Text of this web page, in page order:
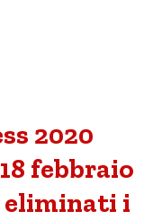
2020
febbraio
eliminati i